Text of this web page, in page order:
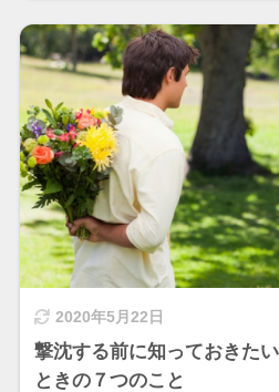
2020年5月22日
撃沈する前に知っておきた
ときの７つのこと